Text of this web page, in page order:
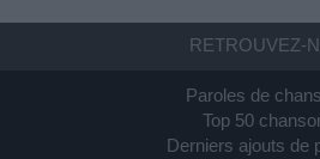
RETROUVEZ-
Paroles de
Top 50
Derniers ajouts de